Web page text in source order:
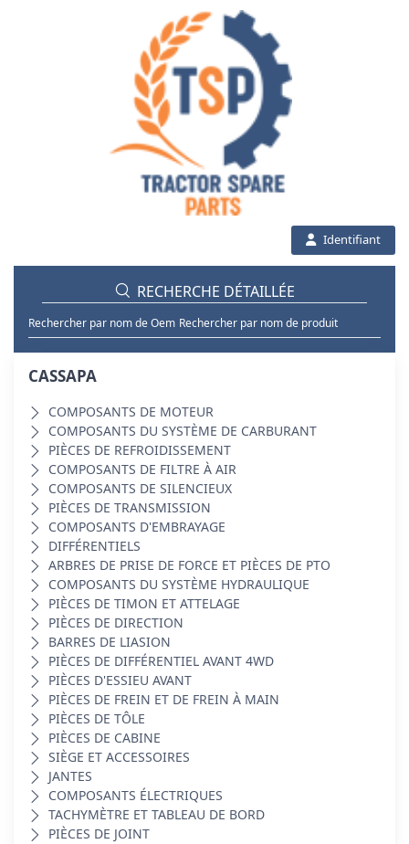
Identifiant
RECHERCHE DÉTAILLÉE
Rechercher par nom de Oem Rechercher par nom de produit
CASSAPA
COMPOSANTS DE MOTEUR
COMPOSANTS DU SYSTÈME DE CARBURANT
PIÈCES DE REFROIDISSEMENT
COMPOSANTS DE FILTRE À AIR
COMPOSANTS DE SILENCIEUX
PIÈCES DE TRANSMISSION
COMPOSANTS D'EMBRAYAGE
DIFFÉRENTIELS
ARBRES DE PRISE DE FORCE ET PIÈCES DE PTO
COMPOSANTS DU SYSTÈME HYDRAULIQUE
PIÈCES DE TIMON ET ATTELAGE
PIÈCES DE DIRECTION
BARRES DE LIASION
PIÈCES DE DIFFÉRENTIEL AVANT 4WD
PIÈCES D'ESSIEU AVANT
PIÈCES DE FREIN ET DE FREIN À MAIN
PIÈCES DE TÔLE
PIÈCES DE CABINE
SIÈGE ET ACCESSOIRES
JANTES
COMPOSANTS ÉLECTRIQUES
TACHYMÈTRE ET TABLEAU DE BORD
PIÈCES DE JOINT